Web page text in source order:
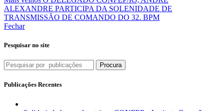
ALEXANDRE PARTICIPA DA SOLENIDADE DE
TRANSMISSÃO DE COMANDO DO 32. BPM
Fechar
Pesquisar no site
Procura
Publicações Recentes